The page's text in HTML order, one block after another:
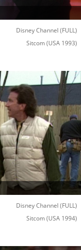
Disney Channel (FULL)
Sitcom (USA 1993)
Disney Channel (FULL)
Sitcom (USA 1994)